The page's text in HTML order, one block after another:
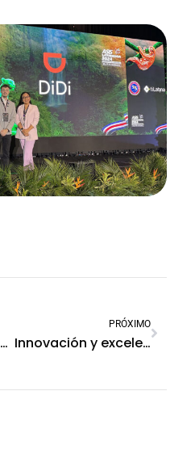
Cierra con éxito la gira de negocios en Lima, Perú
PRÓXIMO
Innovación y excelencia en capacitación: SoftGuard brilla en Costa Rica